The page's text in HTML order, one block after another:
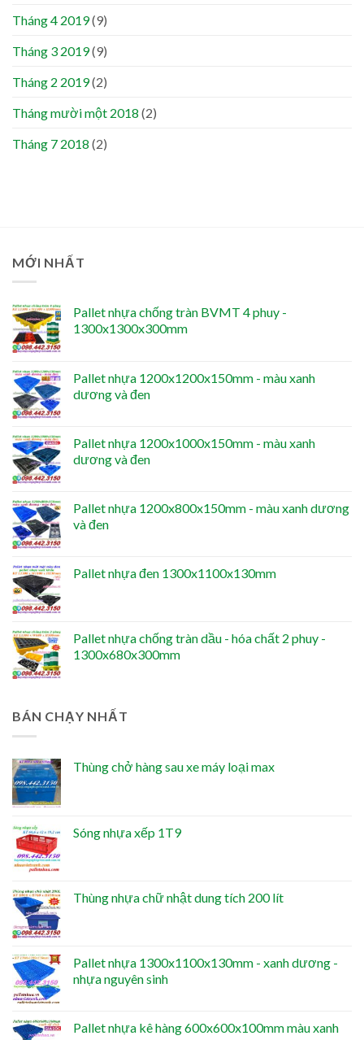
Tháng 4 2019(9)
Tháng 3 2019(9)
Tháng 2 2019(2)
Tháng mười một 2018 (2)
Tháng 7 2018 (2)
MỚI NHẤT
Pallet nhựa chống tràn BVMT 4 phuy -
1300x1300x300mm
Pallet nhựa 1200x1200x150mm - màu xanh
dương và đen
Pallet nhựa 1200x1000x150mm - màu xanh
dương và đen
Pallet nhựa 1200x800x150mm - màu xanh dương
và đen
Pallet nhựa đen 1300x1100x130mm
Pallet nhựa chống tràn dầu - hóa chất 2 phuy -
1300x680x300mm
BÁN CHẠY NHẤT
Thùng chở hàng sau xe máy loại max
Sóng nhựa xếp 1T9
Thùng nhựa chữ nhật dung tích 200 lít
Pallet nhựa 1300x1100x130mm - xanh dương -
nhựa nguyên sinh
Pallet nhựa kê hàng 600x600x100mm màu xanh